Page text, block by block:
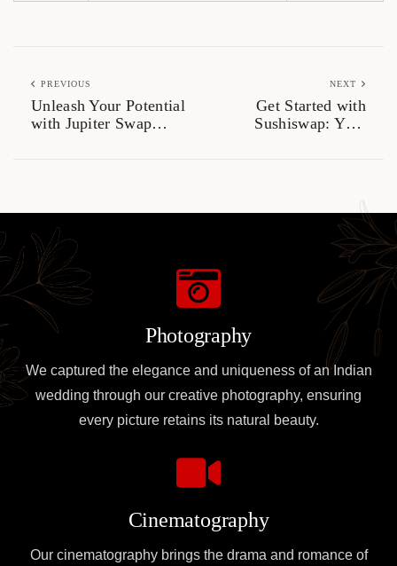
PREVIOUS
Unleash Your Potential
with Jupiter Swap
NEXT
Get Started with
Sushiswap: Your
Photography
We captured the elegance and uniqueness of an Indian
wedding through our creative photography, ensuring
every picture retains its natural beauty.
Cinematography
Our cinematography brings the drama and romance of